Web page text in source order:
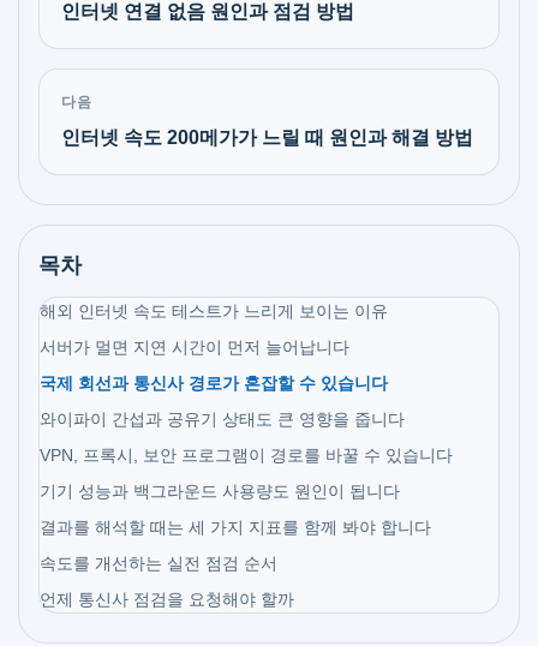
인터넷 연결 없음 원인과 점검 방법
다음
인터넷 속도 200메가가 느릴 때 원인과 해결 방법
목차
해외 인터넷 속도 테스트가 느리게 보이는 이유
서버가 멀면 지연 시간이 먼저 늘어납니다
국제 회선과 통신사 경로가 혼잡할 수 있습니다
와이파이 간섭과 공유기 상태도 큰 영향을 줍니다
VPN, 프록시, 보안 프로그램이 경로를 바꿀 수 있습니다
기기 성능과 백그라운드 사용량도 원인이 됩니다
결과를 해석할 때는 세 가지 지표를 함께 봐야 합니다
속도를 개선하는 실전 점검 순서
언제 통신사 점검을 요청해야 할까